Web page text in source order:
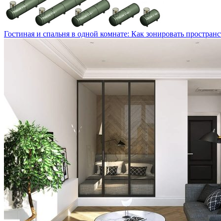
Гостиная и спальня в одной комнате: Как зонировать